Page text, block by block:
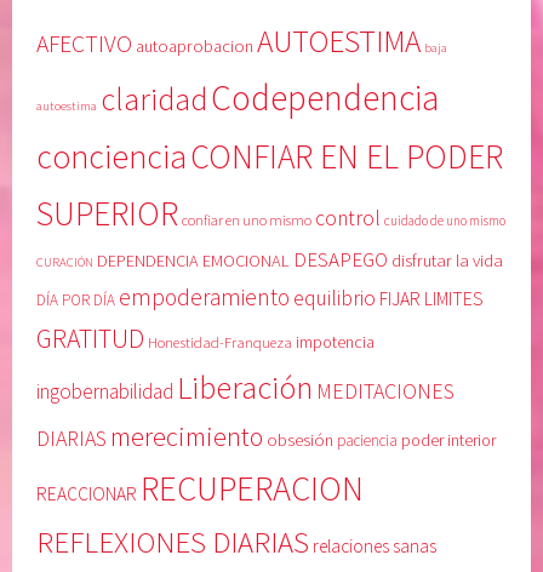
AFECTIVO autoaprobacion AUTOESTIMA baja
autoestima claridadCodependencia
concienciaCONFIAR EN EL PODER
SUPERIOR confiar en uno mismo control cuidado de uno mismo
CURACIÓN DEPENDENCIA EMOCIONAL DESAPEGO disfrutar la vida
DÍA POR DÍA empoderamiento equilibrio FIJAR LIMITES
GRATITUD Honestidad-Franqueza impotencia
ingobernabilidad Liberación MEDITACIONES
DIARIAS merecimiento obsesión paciencia poder interior
REACCIONAR RECUPERACION
REFLEXIONES DIARIAS relaciones sanas